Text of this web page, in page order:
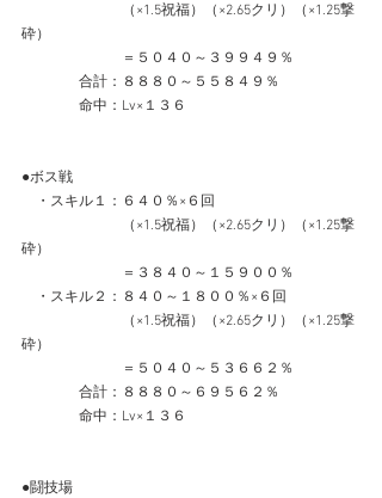
（×1.5祝福）（×2.65クリ）（×1.25撃
砕）
＝５０４０～３９９４９％
合計：８８８０～５５８４９％
命中：Lv×１３６
●ボス戦
・スキル１：６４０％×６回
（×1.5祝福）（×2.65クリ）（×1.25撃
砕）
＝３８４０～１５９００％
・スキル２：８４０～１８００％×６回
（×1.5祝福）（×2.65クリ）（×1.25撃
砕）
＝５０４０～５３６６２％
合計：８８８０～６９５６２％
命中：Lv×１３６
●闘技場